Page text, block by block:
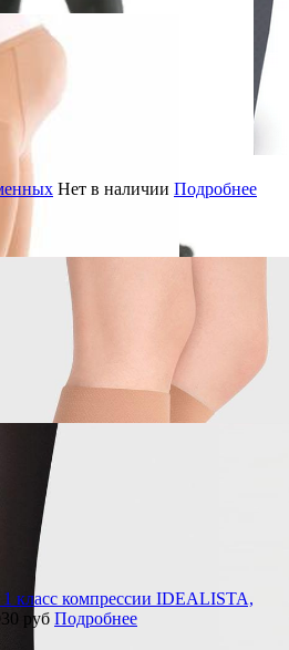
Нет в наличии Подробнее
класс компрессии IDEALISTA,
руб Подробнее